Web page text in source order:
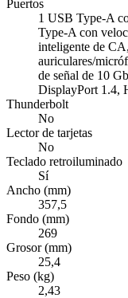
Puertos
1 USB Type-A
Type-A con
inteligente de
auriculares/
de señal de 10
DisplayPort 1.4,
Thunderbolt
No
Lector de tarjetas
No
Teclado retroiluminado
Sí
Ancho (mm)
357,5
Fondo (mm)
269
Grosor (mm)
25,4
Peso (kg)
2,43